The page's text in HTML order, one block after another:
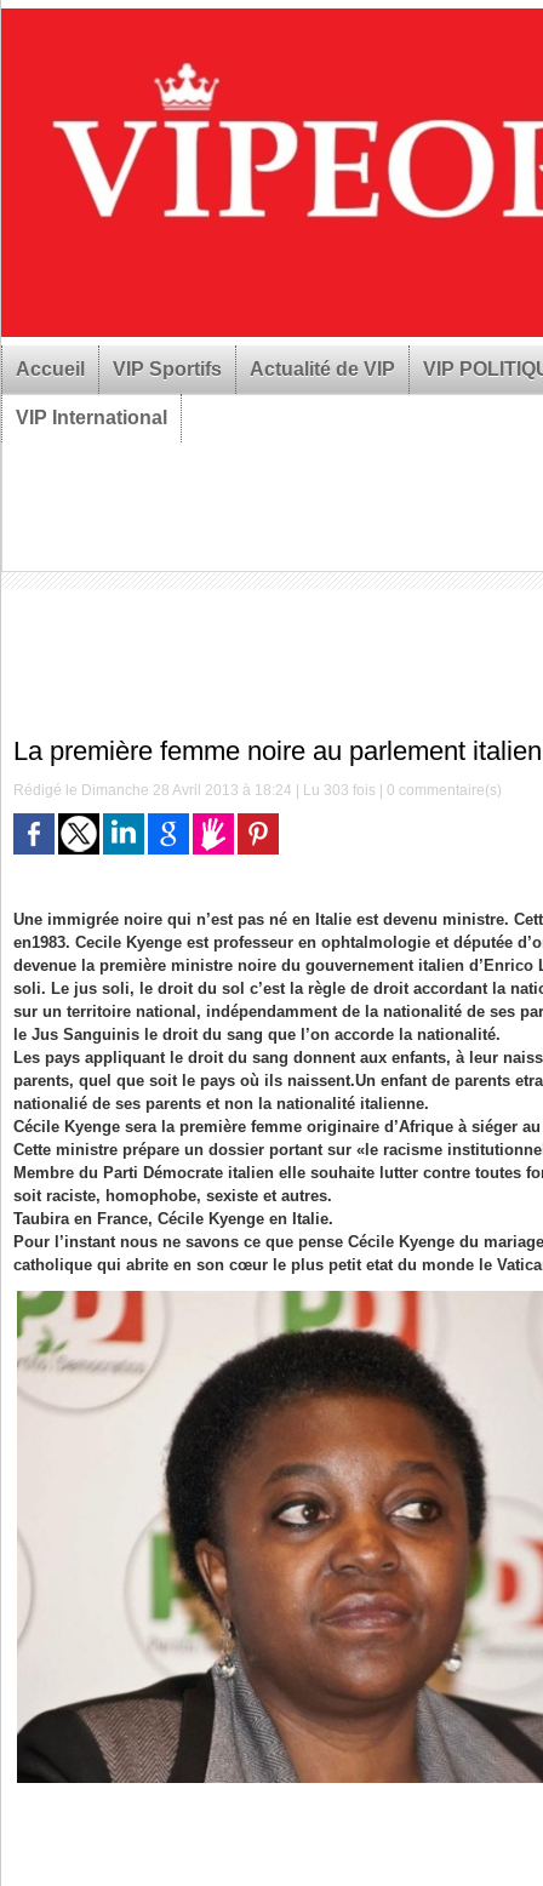
Accueil VIP Sportifs Actualité de VIP VIP
VIP International
La première femme noire au parlement
Rédigé le Dimanche 28 Avril 2013 à 18:24 | Lu 303 fois |0 commentaire(s)
Une immigrée noire qui n’est pas né en Italie est devenu ministre.
en1983. Cecile Kyenge est professeur en ophtalmologie et députée
devenue la première ministre noire du gouvernement italien d’Enrico
soli. Le jus soli, le droit du sol c’est la règle de droit accordant la
sur un territoire national, indépendamment de la nationalité de ses
le Jus Sanguinis le droit du sang que l’on accorde la nationalité.
Les pays appliquant le droit du sang donnent aux enfants, à leur
parents, quel que soit le pays où ils naissent.Un enfant de parents
nationalié de ses parents et non la nationalité italienne.
Cécile Kyenge sera la première femme originaire d’Afrique à siéger
Cette ministre prépare un dossier portant sur «le racisme
Membre du Parti Démocrate italien elle souhaite lutter contre toutes
soit raciste, homophobe, sexiste et autres.
Taubira en France, Cécile Kyenge en Italie.
Pour l’instant nous ne savons ce que pense Cécile Kyenge du
catholique qui abrite en son cœur le plus petit etat du monde le